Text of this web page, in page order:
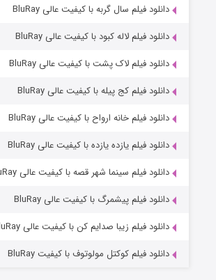
قسمت۷ (زیرنویس) منتشر شد دانلود فیلم سال گربه با کیفیت عالی BluRay
دانلود فیلم لاله کبود با کیفیت عالی BluRay
دانلود فیلم لاک پشت با کیفیت عالی BluRay
دانلود فیلم کج‌ پیله با کیفیت عالی BluRay
دانلود فیلم خانه ارواح با کیفیت عالی BluRay
دانلود فیلم یازده یازده با کیفیت عالی BluRay
دانلود فیلم سینما شهر قصه با کیفیت عالی BluRay
دانلود فیلم پیشمرگ با کیفیت عالی BluRay
دانلود فیلم زیبا صدایم کن با کیفیت عالی BluRay
دانلود فیلم کوکتل مولوتوف با کیفیت BluRay